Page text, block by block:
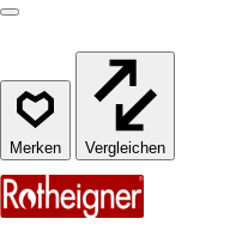
Vergleichen